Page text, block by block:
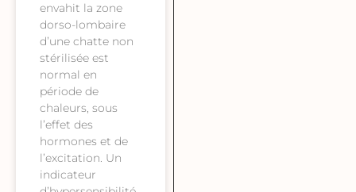
envahit la zone
dorso-lombaire
d’une chatte non
stérilisée est
normal en
période de
chaleurs, sous
l’effet des
hormones et de
l’excitation. Un
indicateur